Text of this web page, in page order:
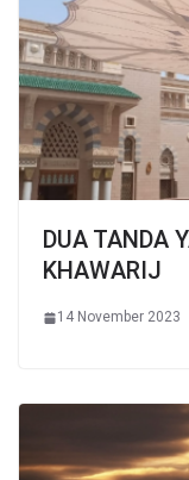
DUA TANDA
KHAWARIJ
14 November 2023